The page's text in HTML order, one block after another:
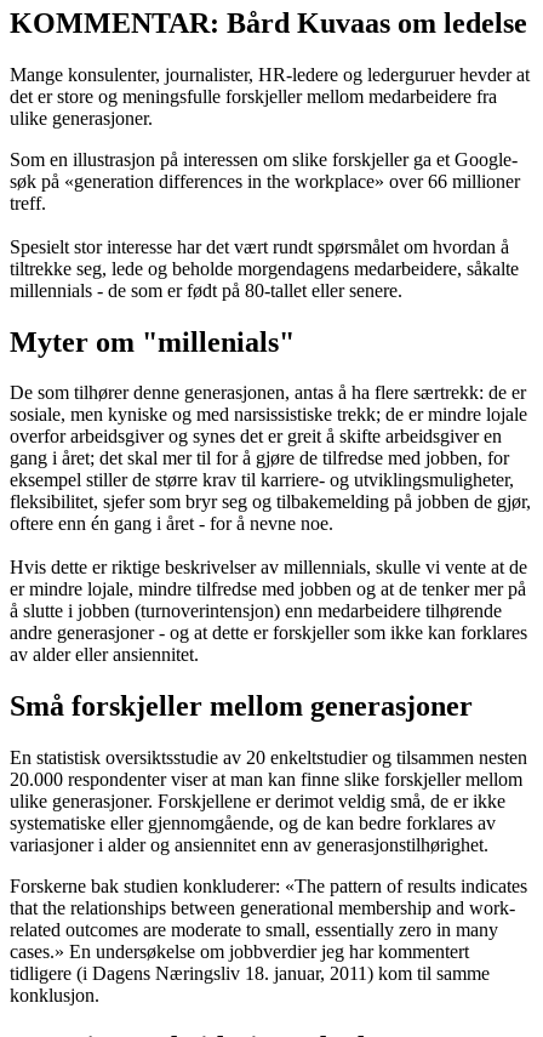
KOMMENTAR: Bård Kuvaas om ledelse
Mange konsulenter, journalister, HR-ledere og lederguruer hevder at
det er store og meningsfulle forskjeller mellom medarbeidere fra
ulike generasjoner.
Som en illustrasjon på interessen om slike forskjeller ga et Google-
søk på «generation differences in the workplace» over 66 millioner
treff.
Spesielt stor interesse har det vært rundt spørsmålet om hvordan å
tiltrekke seg, lede og beholde morgendagens medarbeidere, såkalte
millennials - de som er født på 80-tallet eller senere.
Myter om "millenials"
De som tilhører denne generasjonen, antas å ha flere særtrekk: de er
sosiale, men kyniske og med narsissistiske trekk; de er mindre lojale
overfor arbeidsgiver og synes det er greit å skifte arbeidsgiver en
gang i året; det skal mer til for å gjøre de tilfredse med jobben, for
eksempel stiller de større krav til karriere- og utviklingsmuligheter,
fleksibilitet, sjefer som bryr seg og tilbakemelding på jobben de gjør,
oftere enn én gang i året - for å nevne noe.
Hvis dette er riktige beskrivelser av millennials, skulle vi vente at de
er mindre lojale, mindre tilfredse med jobben og at de tenker mer på
å slutte i jobben (turnoverintensjon) enn medarbeidere tilhørende
andre generasjoner - og at dette er forskjeller som ikke kan forklares
av alder eller ansiennitet.
Små forskjeller mellom generasjoner
En statistisk oversiktsstudie av 20 enkeltstudier og tilsammen nesten
20.000 respondenter viser at man kan finne slike forskjeller mellom
ulike generasjoner. Forskjellene er derimot veldig små, de er ikke
systematiske eller gjennomgående, og de kan bedre forklares av
variasjoner i alder og ansiennitet enn av generasjonstilhørighet.
Forskerne bak studien konkluderer: «The pattern of results indicates
that the relationships between generational membership and work-
related outcomes are moderate to small, essentially zero in many
cases.» En undersøkelse om jobbverdier jeg har kommentert
tidligere (i Dagens Næringsliv 18. januar, 2011) kom til samme
konklusjon.